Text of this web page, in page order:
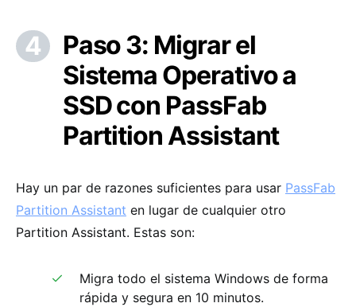
Paso 3: Migrar el
Sistema Operativo a
SSD con PassFab
Partition Assistant
Hay un par de razones suficientes para usar PassFab
Partition Assistant en lugar de cualquier otro
Partition Assistant. Estas son:
Migra todo el sistema Windows de forma
rápida y segura en 10 minutos.